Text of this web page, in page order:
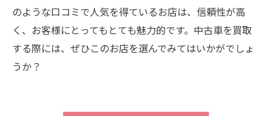
のような口コミで人気を得ているお店は、信頼性が高
く、お客様にとってもとても魅力的です。中古車を買取
する際には、ぜひこのお店を選んでみてはいかがでしょ
うか？